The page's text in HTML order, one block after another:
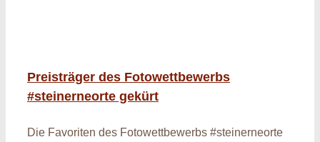
Preisträger des Fotowettbewerbs
#steinerneorte gekürt
Die Favoriten des Fotowettbewerbs #steinerneorte